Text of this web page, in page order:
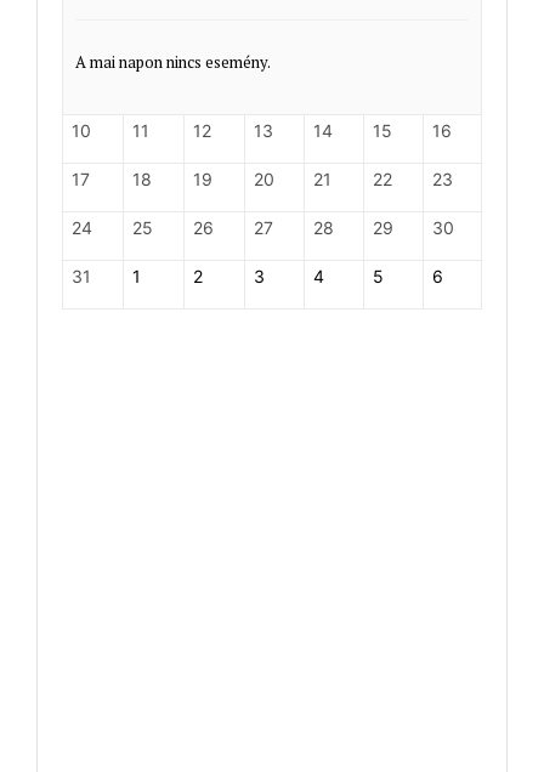
A mai napon nincs esemény.
10 11 12 13 14 15 16
17 18 19 20 21 22 23
24 25 26 27 28 29 30
31 1 2 3 4 5 6